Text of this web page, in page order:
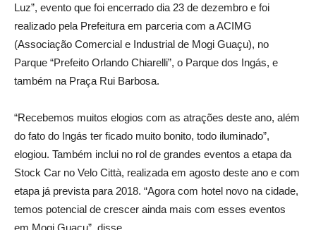
Luz”, evento que foi encerrado dia 23 de dezembro e foi
realizado pela Prefeitura em parceria com a ACIMG
(Associação Comercial e Industrial de Mogi Guaçu), no
Parque “Prefeito Orlando Chiarelli”, o Parque dos Ingás, e
também na Praça Rui Barbosa.
“Recebemos muitos elogios com as atrações deste ano, além
do fato do Ingás ter ficado muito bonito, todo iluminado”,
elogiou. Também inclui no rol de grandes eventos a etapa da
Stock Car no Velo Città, realizada em agosto deste ano e com
etapa já prevista para 2018. “Agora com hotel novo na cidade,
temos potencial de crescer ainda mais com esses eventos
em Mogi Guaçu”, disse.